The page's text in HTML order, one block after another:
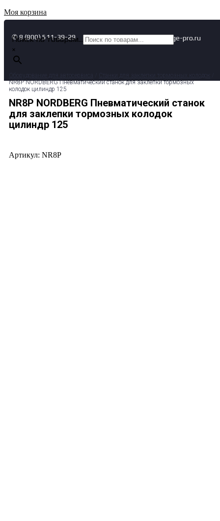
Моя корзина
✆ 8 (800) 511-39-29 ✉ info@garage-pro.ru
Поиск по товарам...
×
NR8P NORDBERG Пневматический станок для заклепки тормозных
колодок цилиндр 125
NR8P NORDBERG Пневматический станок
для заклепки тормозных колодок
цилиндр 125
Артикул: NR8P